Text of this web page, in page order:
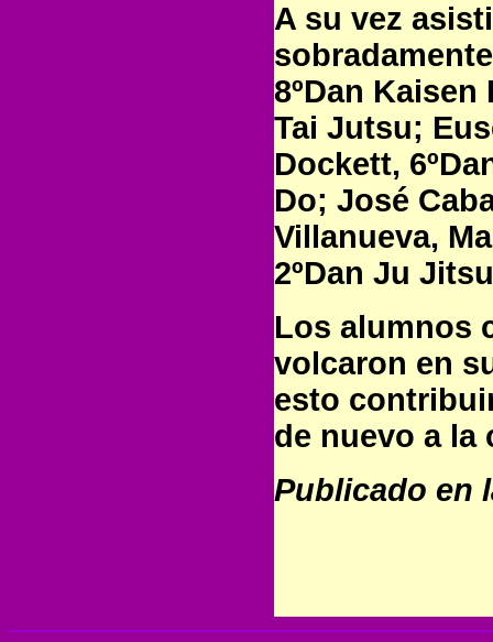
A su vez
8ºDan
Tai Jutsu;
Dockett,
Do; José
Villanueva,
2ºDan Ju
Los alumnos
volcaron en
esto
de nuevo a la
Publicado en